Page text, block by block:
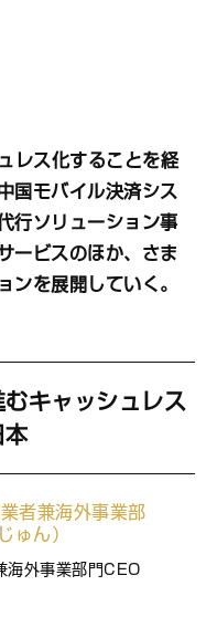
レス化することを経
国モバイル決済シス
行ソリューション事
ービスのほか、さま
ンを展開していく。
キャッシュレス
本
外事業部門CEO